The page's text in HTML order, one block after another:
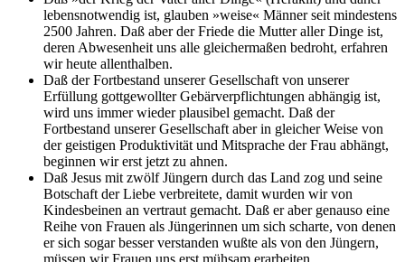
lebensnotwendig ist, glauben »weise« Männer seit mindestens
2500 Jahren. Daß aber der Friede die Mutter aller Dinge ist,
deren Abwesenheit uns alle gleichermaßen bedroht, erfahren
wir heute allenthalben.
Daß der Fortbestand unserer Gesellschaft von unserer
Erfüllung gottgewollter Gebärverpflichtungen abhängig ist,
wird uns immer wieder plausibel gemacht. Daß der
Fortbestand unserer Gesellschaft aber in gleicher Weise von
der geistigen Produktivität und Mitsprache der Frau abhängt,
beginnen wir erst jetzt zu ahnen.
Daß Jesus mit zwölf Jüngern durch das Land zog und seine
Botschaft der Liebe verbreitete, damit wurden wir von
Kindesbeinen an vertraut gemacht. Daß er aber genauso eine
Reihe von Frauen als Jüngerinnen um sich scharte, von denen
er sich sogar besser verstanden wußte als von den Jüngern,
müssen wir Frauen uns erst mühsam erarbeiten.